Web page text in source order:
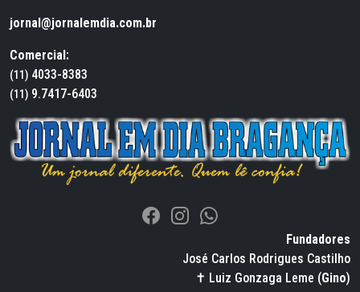
jornal@jornalemdia.com.br
Comercial:
(11) 4033-8383
(11) 9.7417-6403
Fundadores
José Carlos Rodrigues Castilho
✝ Luiz Gonzaga Leme (Gino)